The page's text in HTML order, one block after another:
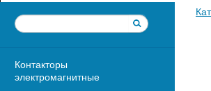
Контакторы
электромагнитные